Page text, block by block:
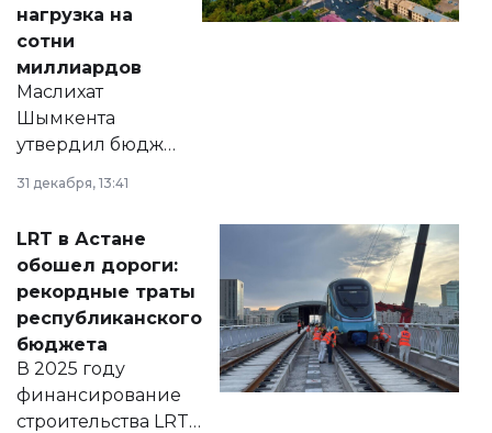
нагрузка на
сотни
миллиардов
Маслихат
Шымкента
утвердил бюджет
города на 2026–
2028 годы.
документ
появился в базе
нормативных
правовых актов и
на сайте маслихат
города.
31 декабря, 13:41
LRT в Астане
обошел дороги:
рекордные траты
республиканского
бюджета
В 2025 году
финансирование
строительства LRT